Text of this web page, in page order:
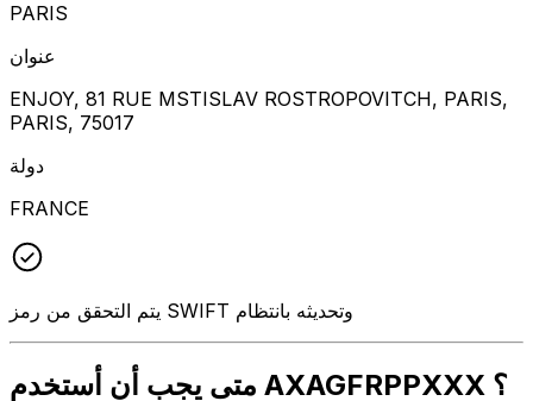
PARIS
عنوان
ENJOY, 81 RUE MSTISLAV ROSTROPOVITCH, PARIS,
PARIS, 75017
دولة
FRANCE
يتم التحقق من رمز SWIFT وتحديثه بانتظام
متى يجب أن أستخدم AXAGFRPPXXX ؟